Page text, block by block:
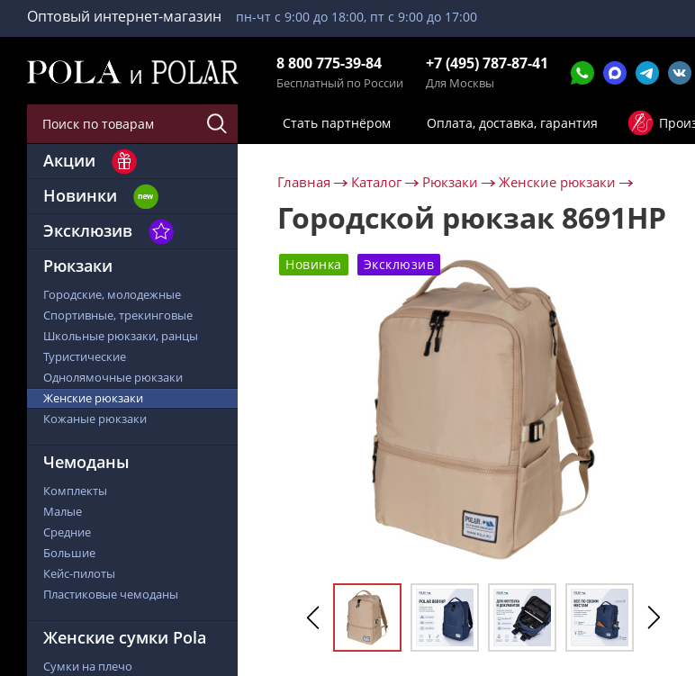
Оптовый интернет-магазин пн-чт с 9:00 до 18:00, пт с 9:00 до 17:00
8 800 775-39-84
Бесплатный по России
+7 (495) 787-87-41
Для Москвы
Стать партнёром Оплата, доставка, гарантия
Акции
Новинки
Эксклюзив
Рюкзаки
Городские, молодежные
Спортивные, трекинговые
Школьные рюкзаки, ранцы
Туристические
Однолямочные рюкзаки
Женские рюкзаки
Кожаные рюкзаки
Чемоданы
Комплекты
Малые
Средние
Большие
Кейс-пилоты
Пластиковые чемоданы
Женские сумки Pola
Сумки на плечо
Главная Каталог Рюкзаки Женские рюкзаки
Городской рюкзак 8691НР
Новинка Эксклюзив